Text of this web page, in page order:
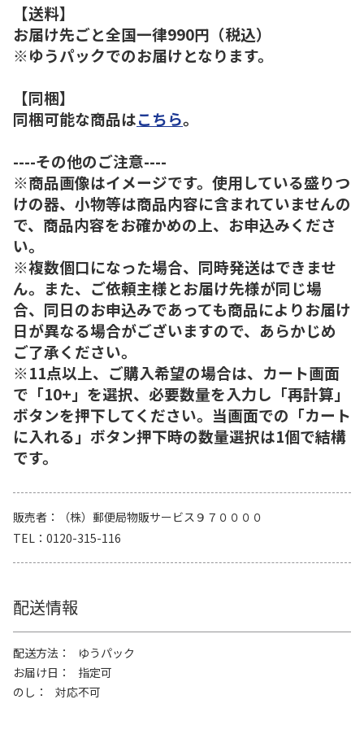
【送料】
お届け先ごと全国一律990円（税込）
※ゆうパックでのお届けとなります。
【同梱】
同梱可能な商品はこちら。
----その他のご注意----
※商品画像はイメージです。使用している盛りつ
けの器、小物等は商品内容に含まれていませんの
で、商品内容をお確かめの上、お申込みくださ
い。
※複数個口になった場合、同時発送はできませ
ん。また、ご依頼主様とお届け先様が同じ場
合、同日のお申込みであっても商品によりお届け
日が異なる場合がございますので、あらかじめ
ご了承ください。
※11点以上、ご購入希望の場合は、カート画面
で「10+」を選択、必要数量を入力し「再計算」
ボタンを押下してください。当画面での「カート
に入れる」ボタン押下時の数量選択は1個で結構
です。
販売者
（株）郵便局物販サービス９７００００
TEL
0120-315-116
配送情報
配送方法
ゆうパック
お届け日
指定可
のし
対応不可